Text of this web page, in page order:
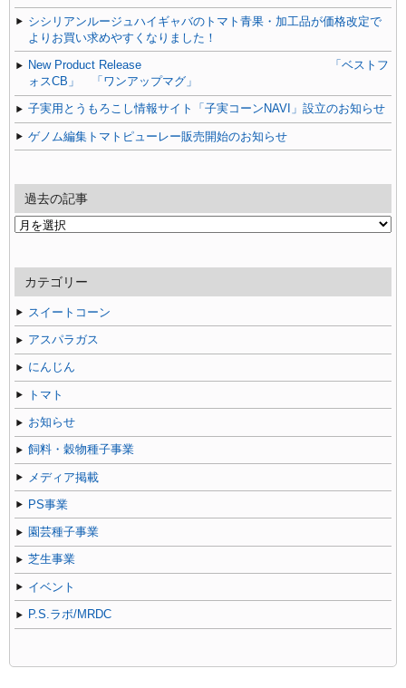
シシリアンルージュハイギャバのトマト青果・加工品が価格改定で
よりお買い求めやすくなりました！
New Product Release 「ベストフ
ォスCB」 「ワンアップマグ」
子実用とうもろこし情報サイト「子実コーンNAVI」設立のお知らせ
ゲノム編集トマトピューレー販売開始のお知らせ
過去の記事
過
記
事
カテゴリー
スイートコーン
アスパラガス
にんじん
トマト
お知らせ
飼料・穀物種子事業
メディア掲載
PS事業
園芸種子事業
芝生事業
イベント
P.S.ラボ/MRDC